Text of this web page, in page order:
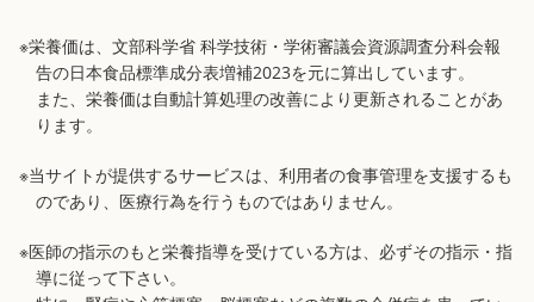
※栄養価は、文部科学省 科学技術・学術審議会資源調査分科会報
告の日本食品標準成分表増補2023を元に算出しています。
また、栄養価は自動計算処理の改善により更新されることがあ
ります。
※当サイトが提供するサービスは、利用者の食事管理を支援するも
のであり、医療行為を行うものではありません。
※医師の指示のもと栄養指導を受けている方は、必ずその指示・指
導に従って下さい。